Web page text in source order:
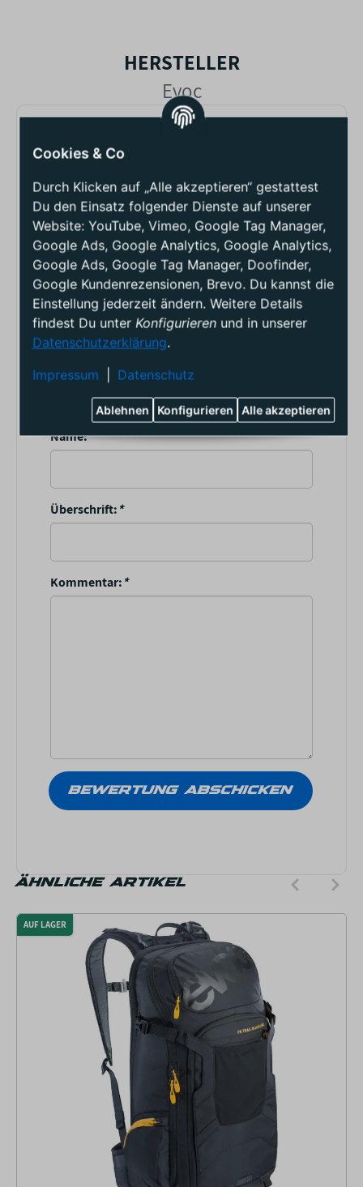
HERSTELLER
Evoc
FR ENDURO BLACKLINE
RUCKSACK
(0) 0
Gib deine erste Bewertung für diesen Artikel ab
und hilf Anderen bei der Kaufentscheidung
Artikelbewertung
Name:*
Überschrift:*
Kommentar:*
ÄHNLICHE ARTIKEL
AUF LAGER
Cookies & Co
Durch Klicken auf „Alle akzeptieren“ gestattest
Du den Einsatz folgender Dienste auf unserer
Website: YouTube, Vimeo, Google Tag Manager,
Google Ads, Google Analytics, Google Analytics,
Google Ads, Google Tag Manager, Doofinder,
Google Kundenrezensionen, Brevo. Du kannst die
Einstellung jederzeit ändern. Weitere Details
findest Du unter Konfigurierenund in unserer
Datenschutzerklärung.
Impressum
Datenschutz
Alle akzeptieren
Konfigurieren
Ablehnen